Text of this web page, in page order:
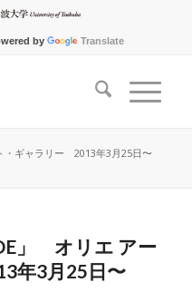
by Translate
・ギャラリー 2013年3月25日〜
」 オリエ アー
年3月25日〜